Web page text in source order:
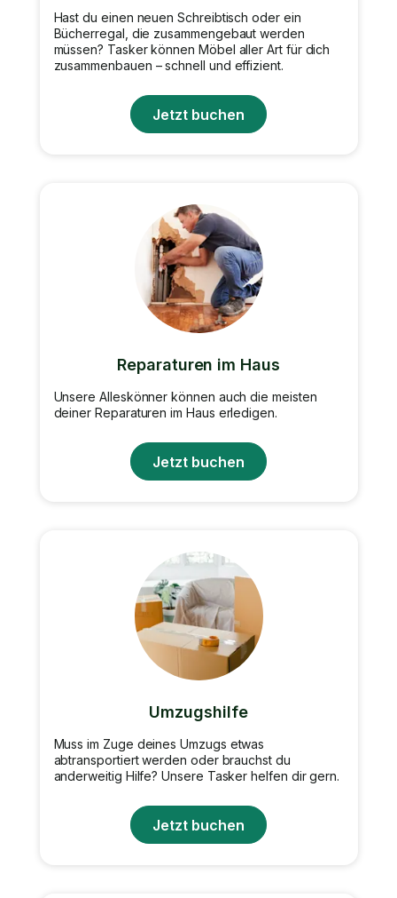
Hast du einen neuen Schreibtisch oder ein
Bücherregal, die zusammengebaut werden
müssen? Tasker können Möbel aller Art für dich
zusammenbauen – schnell und effizient.
Jetzt buchen
Reparaturen im Haus
Unsere Alleskönner können auch die meisten
deiner Reparaturen im Haus erledigen.
Jetzt buchen
Umzugshilfe
Muss im Zuge deines Umzugs etwas
abtransportiert werden oder brauchst du
anderweitig Hilfe? Unsere Tasker helfen dir gern.
Jetzt buchen